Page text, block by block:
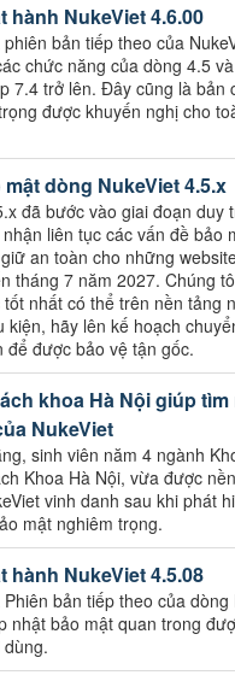
hành NukeViet 4.6.00
bản tiếp theo của
chức năng của dòng 4.5
7.4 trở lên. Đây cũng là bản
được khuyến nghị cho
dòng NukeViet 4.5.x
đã bước vào giai đoạn duy
liên tục các vấn đề bảo
an toàn cho những
tháng 7 năm 2027. Chúng
nhất có thể trên nền tảng
kiện, hãy lên kế hoạch
để được bảo vệ tận gốc.
khoa Hà Nội giúp tìm
NukeViet
sinh viên năm 4 ngành
Khoa Hà Nội, vừa được
vinh danh sau khi phát
mật nghiêm trọng.
hành NukeViet 4.5.08
bản tiếp theo của dòng
nhật bảo mật quan trong